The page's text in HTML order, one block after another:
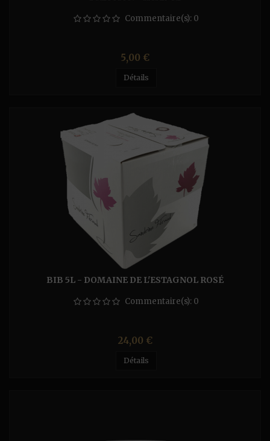
Commentaire(s): 0
Prix
5,00 €
Détails
BIB 5L - DOMAINE DE L'ESTAGNOL ROSÉ
Commentaire(s): 0
Prix
24,00 €
Détails